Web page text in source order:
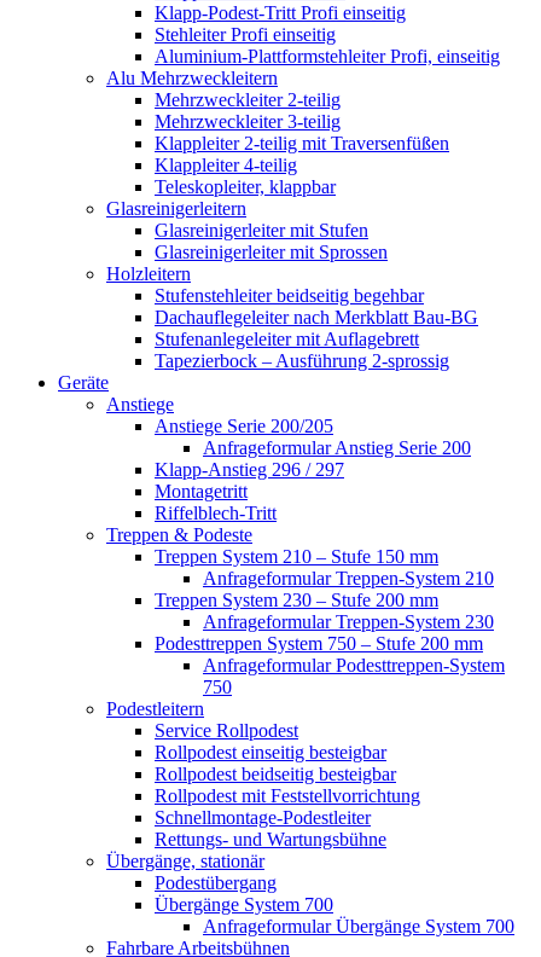
Klapp-Podest-Tritt Profi einseitig
Stehleiter Profi einseitig
Aluminium-Plattformstehleiter Profi, einseitig
Alu Mehrzweckleitern
Mehrzweckleiter 2-teilig
Mehrzweckleiter 3-teilig
Klappleiter 2-teilig mit Traversenfüßen
Klappleiter 4-teilig
Teleskopleiter, klappbar
Glasreinigerleitern
Glasreinigerleiter mit Stufen
Glasreinigerleiter mit Sprossen
Holzleitern
Stufenstehleiter beidseitig begehbar
Dachauflegeleiter nach Merkblatt Bau-BG
Stufenanlegeleiter mit Auflagebrett
Tapezierbock – Ausführung 2-sprossig
Geräte
Anstiege
Anstiege Serie 200/205
Anfrageformular Anstieg Serie 200
Klapp-Anstieg 296 / 297
Montagetritt
Riffelblech-Tritt
Treppen & Podeste
Treppen System 210 – Stufe 150 mm
Anfrageformular Treppen-System 210
Treppen System 230 – Stufe 200 mm
Anfrageformular Treppen-System 230
Podesttreppen System 750 – Stufe 200 mm
Anfrageformular Podesttreppen-System
750
Podestleitern
Service Rollpodest
Rollpodest einseitig besteigbar
Rollpodest beidseitig besteigbar
Rollpodest mit Feststellvorrichtung
Schnellmontage-Podestleiter
Rettungs- und Wartungsbühne
Übergänge, stationär
Podestübergang
Übergänge System 700
Anfrageformular Übergänge System 700
Fahrbare Arbeitsbühnen